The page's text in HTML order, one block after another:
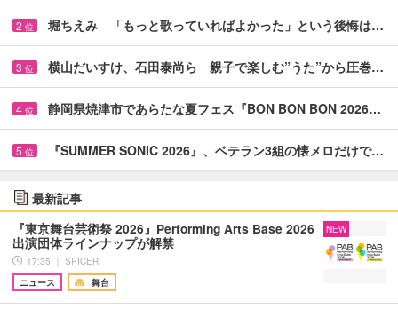
2 位 堀ちえみ 「もっと歌っていればよかった」という後悔は…
3 位 横山だいすけ、石田泰尚ら 親子で楽しむ”うた”から圧巻…
4 位 静岡県焼津市であらたな夏フェス『BON BON BON 2026…
5 位 『SUMMER SONIC 2026』、ベテラン3組の懐メロだけで…
最新記事
『東京舞台芸術祭 2026』Performing Arts Base 2026
出演団体ラインナップが解禁
17:35 ｜ SPICER
ニュース
舞台
NEW